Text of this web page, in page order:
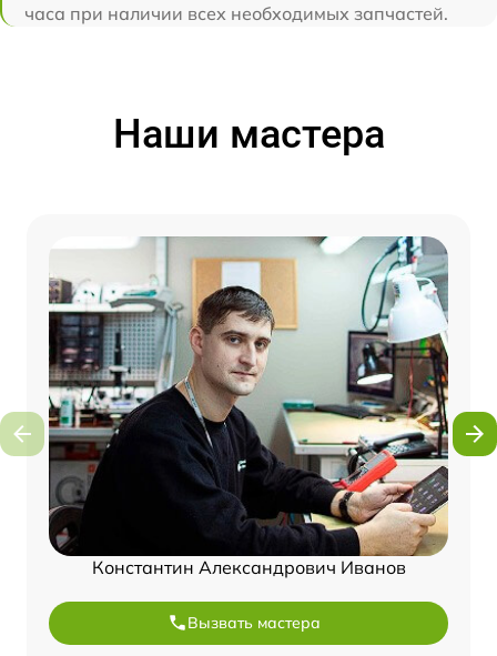
часа при наличии всех необходимых запчастей.
Наши мастера
Константин Александрович Иванов
Вызвать мастера